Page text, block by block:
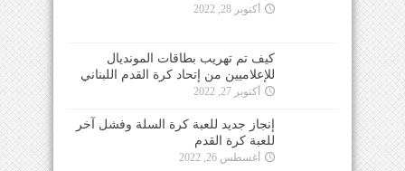
أكتوبر 28, 2022
كيف تم تهريب بطاقات المونديال
للإعلاميين من إتحاد كرة القدم اللبناني
أكتوبر 27, 2022
إنجاز جديد للعبة كرة السلة وفشل آخر
للعبة كرة القدم
أغسطس 26, 2022